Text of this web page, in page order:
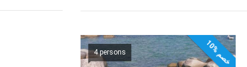
4 persons 1
0
%
خ
ص
م